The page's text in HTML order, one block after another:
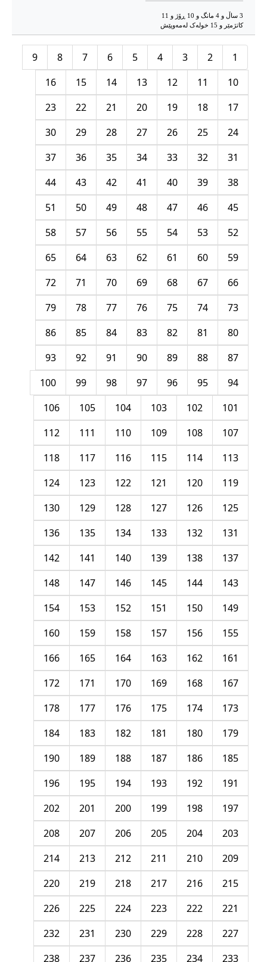
3 ساڵ و 4 مانگ و 10 ڕۆژ و 11
کاتژمێر و 15 خوله‌ک له‌مه‌وپێش‌
1
2
3
4
5
6
7
8
9
10
11
12
13
14
15
16
17
18
19
20
21
22
23
24
25
26
27
28
29
30
31
32
33
34
35
36
37
38
39
40
41
42
43
44
45
46
47
48
49
50
51
52
53
54
55
56
57
58
59
60
61
62
63
64
65
66
67
68
69
70
71
72
73
74
75
76
77
78
79
80
81
82
83
84
85
86
87
88
89
90
91
92
93
94
95
96
97
98
99
100
101
102
103
104
105
106
107
108
109
110
111
112
113
114
115
116
117
118
119
120
121
122
123
124
125
126
127
128
129
130
131
132
133
134
135
136
137
138
139
140
141
142
143
144
145
146
147
148
149
150
151
152
153
154
155
156
157
158
159
160
161
162
163
164
165
166
167
168
169
170
171
172
173
174
175
176
177
178
179
180
181
182
183
184
185
186
187
188
189
190
191
192
193
194
195
196
197
198
199
200
201
202
203
204
205
206
207
208
209
210
211
212
213
214
215
216
217
218
219
220
221
222
223
224
225
226
227
228
229
230
231
232
233
234
235
236
237
238